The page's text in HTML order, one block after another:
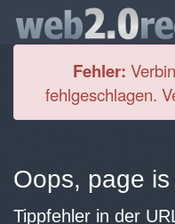
Fehler:
fehlgeschlagen.
Oops, page
Tippfehler in der